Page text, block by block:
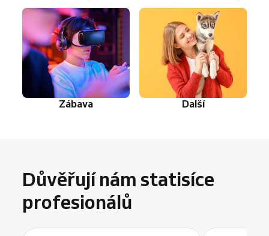
Zábava Další
Důvěřují nám statisíce
profesionálů